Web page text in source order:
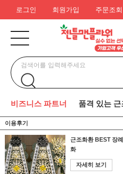
로그인 회원가입 주문조회
비즈니스 파트너 품격 있는
이용후기
근조화환 BEST 장
화
자세히 보기